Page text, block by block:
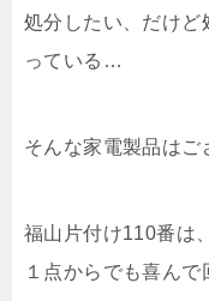
処分したい、だけど
っている…
そんな家電製品はご
福山片付け110番は、
１点からでも喜んで